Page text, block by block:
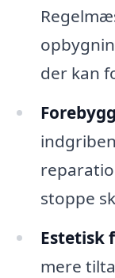
der kan
stoppe
Estetisk
mere